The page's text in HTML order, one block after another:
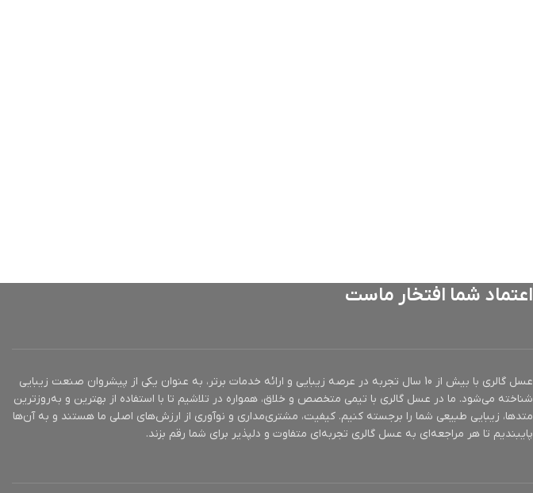
اعتماد شما افتخار ماست
عسل گالری با بیش از 10 سال تجربه در عرصه زیبایی و ارائه خدمات برتر، به عنوان یکی از پیشروان صنعت زیبایی
شناخته می‌شود. ما در عسل گالری با تیمی متخصص و خلاق، همواره در تلاشیم تا با استفاده از بهترین و به‌روزترین
متدها، زیبایی طبیعی شما را برجسته کنیم. کیفیت، مشتری‌مداری و نوآوری از ارزش‌های اصلی ما هستند و به آن‌ها
پایبندیم تا هر مراجعه‌ای به عسل گالری تجربه‌ای متفاوت و دلپذیر برای شما رقم بزند.